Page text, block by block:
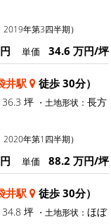
2019年第3四半期）
単価 34.6 万円/坪
井駅 徒歩 30分）
36.3 坪 ・土地形状： 長方
2020年第1四半期）
単価 88.2 万円/坪
井駅 徒歩 30分）
34.8 坪 ・土地形状： ほぼ